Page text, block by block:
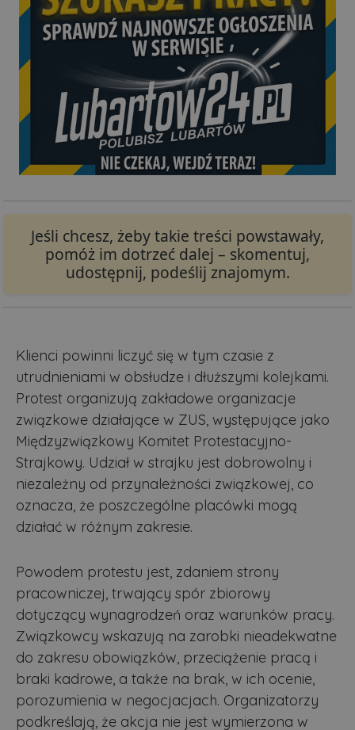
Jeśli chcesz, żeby takie treści powstawały,
pomóż im dotrzeć dalej – skomentuj,
udostępnij, podeślij znajomym.
Klienci powinni liczyć się w tym czasie z
utrudnieniami w obsłudze i dłuższymi kolejkami.
Protest organizują zakładowe organizacje
związkowe działające w ZUS, występujące jako
Międzyzwiązkowy Komitet Protestacyjno-
Strajkowy. Udział w strajku jest dobrowolny i
niezależny od przynależności związkowej, co
oznacza, że poszczególne placówki mogą
działać w różnym zakresie.
Powodem protestu jest, zdaniem strony
pracowniczej, trwający spór zbiorowy
dotyczący wynagrodzeń oraz warunków pracy.
Związkowcy wskazują na zarobki nieadekwatne
do zakresu obowiązków, przeciążenie pracą i
braki kadrowe, a także na brak, w ich ocenie,
porozumienia w negocjacjach. Organizatorzy
podkreślają, że akcja nie jest wymierzona w